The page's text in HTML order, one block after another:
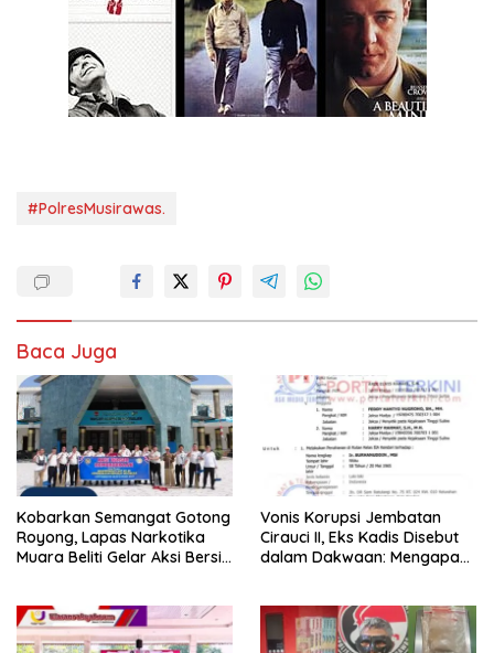
#PolresMusirawas.
Baca Juga
Kobarkan Semangat Gotong
Royong, Lapas Narkotika
Muara Beliti Gelar Aksi Bersih
Vonis Korupsi Jembatan
Cirauci II, Eks Kadis Disebut
dalam Dakwaan: Mengapa